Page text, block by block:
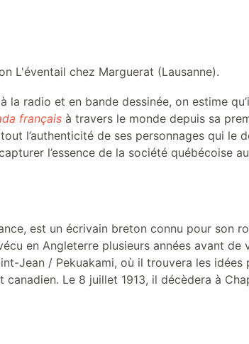
L'éventail chez Marguerat (Lausanne).
radio et en bande dessinée, on estime
français à travers le monde depuis sa
l’authenticité de ses personnages qui le
l’essence de la société québécoise
est un écrivain breton connu pour son
en Angleterre plusieurs années avant de
Jean / Pekuakami, où il trouvera les
Le 8 juillet 1913, il décèdera à